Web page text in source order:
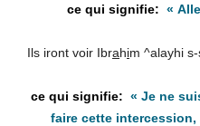
«
Ils iront voir Ibrahim ^alayhi
« Je ne
faire cette